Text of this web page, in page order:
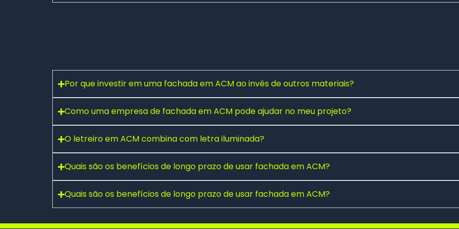
Por que investir em uma fachada em ACM ao invés de outros materiais?
Como uma empresa de fachada em ACM pode ajudar no meu projeto?
O letreiro em ACM combina com letra iluminada?
Quais são os benefícios de longo prazo de usar fachada em ACM?
Quais são os benefícios de longo prazo de usar fachada em ACM?
Preencha seus dados e falaremos agora!
(opcional)
Seu WhatsApp*